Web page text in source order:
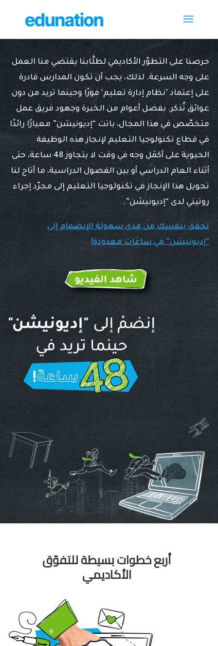
حرصنا على التطوّر الأكاديمي لطلَّابنا يقتضي منا العمل
على وجه السرعة. لذلك، يجب أن تكون المدارس قادرة
على إعتماد ’نظام إدارة تعليم‘ فورًا وحينما تريد من دون
عوائق تُذكر. بفضل أعوام من الخبرة وجهود فريق عمل
متخصّص في هذا المجال، باتت “إديونيشن” معيارًا رائدًا
في قطاع تكنولوجيا التعليم لإنجاز هذه الوظيفة
الحيوية على أكمَل وجه في وقت لا يتجاوز 48 ساعة، حتى
أثناء العام الدراسي أو بين الفصول الدراسية، ما أتاح لنا
تحويل هذا الإنجاز في تكنولوجيا التعليم إلى مجرّد إجراء
روتيني لدى “إديونيشن”.
تحقق بنفسك من مدى سهولة الإنضمام إلى
“إديونيشن” في ساعات معدودة!
أربع خطوات بسيطة للتفوّق
الأكاديمي